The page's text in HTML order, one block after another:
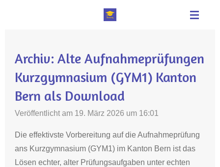
Archiv: Alte Aufnahmeprüfungen
Kurzgymnasium (GYM1) Kanton
Bern als Download
Veröffentlicht am 19. März 2026 um 16:01
Die effektivste Vorbereitung auf die Aufnahmeprüfung
ans Kurzgymnasium (GYM1) im Kanton Bern ist das
Lösen echter, alter Prüfungsaufgaben unter echten